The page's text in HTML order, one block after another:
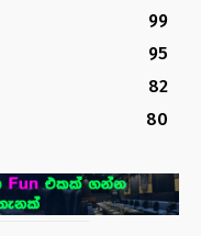
99
95
82
80